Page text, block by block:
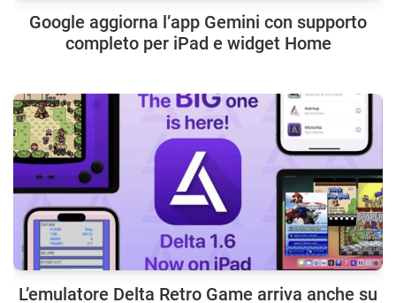
Google aggiorna l’app Gemini con supporto
completo per iPad e widget Home
L’emulatore Delta Retro Game arriva anche su